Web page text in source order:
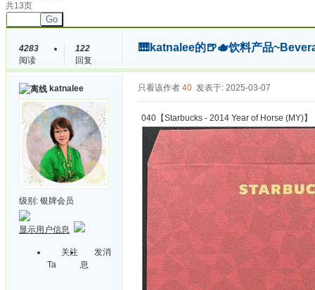
共13页
Go
4283
阅读
122
回复
🎹katnalee的🍺🫖饮料产品
katnalee
级别: 银牌会员
显示用户信息
关注
Ta
发消
息
只看该作者 40 发表于: 2025-03-07
040【Starbucks - 2014 Year of Horse (MY)】